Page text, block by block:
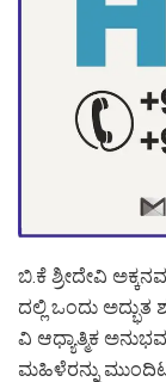
ಬಿ.ಕೆ ಶ್ರೀದೇವಿ
ದಲ್ಲಿ ಒಂದು
ವಿ ಆಧ್ಯಾತ್ಮಿಕ
ಮಹಿಳೆರನ್ನು